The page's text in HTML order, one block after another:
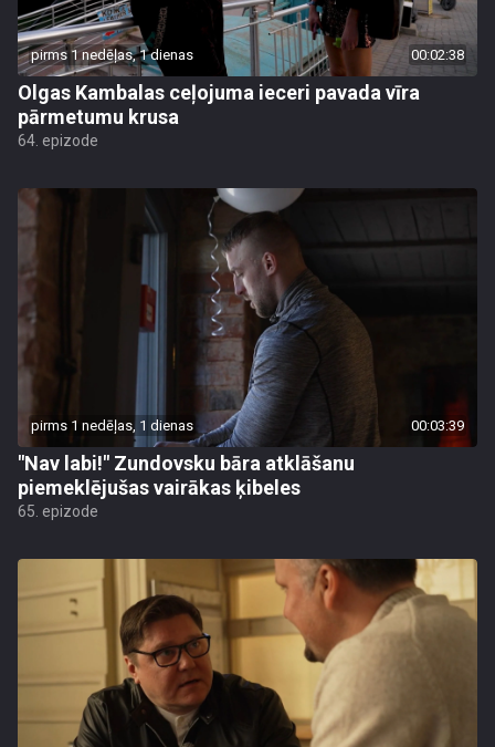
pirms 1 nedēļas, 1 dienas 00:02:38
Olgas Kambalas ceļojuma ieceri pavada vīra
pārmetumu krusa
64. epizode
pirms 1 nedēļas, 1 dienas 00:03:39
"Nav labi!" Zundovsku bāra atklāšanu
piemeklējušas vairākas ķibeles
65. epizode